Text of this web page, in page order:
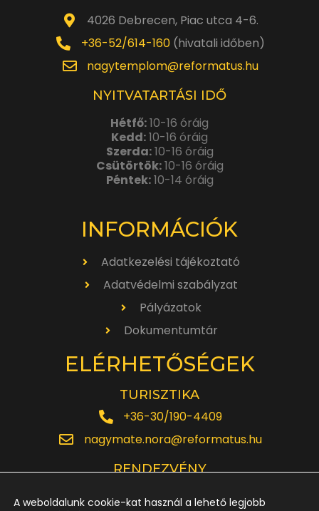
4026 Debrecen, Piac utca 4-6.
+36-52/614-160(hivatali időben)
nagytemplom@reformatus.hu
NYITVATARTÁSI IDŐ
Hétfő:10-16 óráig
Kedd:10-16 óráig
Szerda:10-16 óráig
Csütörtök:10-16 óráig
Péntek:10-14 óráig
INFORMÁCIÓK
Adatkezelési tájékoztató
Adatvédelmi szabályzat
Pályázatok
Dokumentumtár
ELÉRHETŐSÉGEK
TURISZTIKA
+36-30/190-4409
nagymate.nora@reformatus.hu
RENDEZVÉNY
A weboldalunk cookie-kat használ a lehető legjobb